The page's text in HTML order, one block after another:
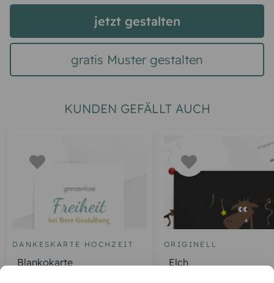
jetzt gestalten
gratis Muster gestalten
KUNDEN GEFÄLLT AUCH
DANKESKARTE HOCHZEIT
Blankokarte
ORIGINELL
Elch